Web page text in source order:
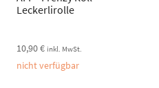
Leckerlirolle
10,90€ inkl. MwSt.
nicht verfügbar